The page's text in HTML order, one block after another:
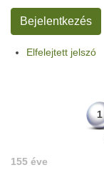
Elfelejtett jelszó
1
155 éve